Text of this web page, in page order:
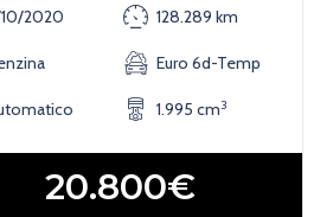
2020 128.289 km
Euro 6d-Temp
1.995 cm3
20.800€